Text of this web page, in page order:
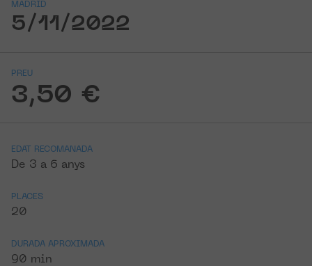
MADRID
5/11/2022
PREU
3,50 €
EDAT RECOMANADA
De 3 a 6 anys
PLACES
20
DURADA APROXIMADA
90 min